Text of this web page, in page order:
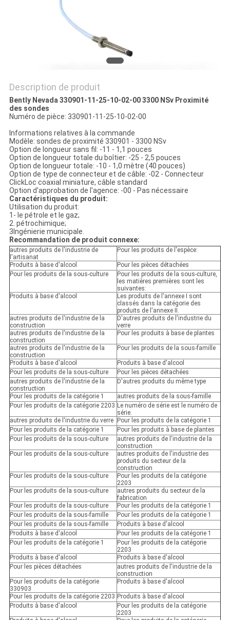
DE
CONFIDENTIALITÉ
Description de produit
Bently Nevada 330901-11-25-10-02-00 3300 NSv Proximité
des sondes
Numéro de pièce: 330901-11-25-10-02-00
Informations relatives à la commande
Modèle: sondes de proximité 330901 - 3300 NSv
Option de longueur sans fil: -11 - 1,1 pouces
Option de longueur totale du boîtier: -25 - 2,5 pouces
Option de longueur totale: -10 - 1,0 mètre (40 pouces)
Option de type de connecteur et de câble: -02 - Connecteur
ClickLoc coaxial miniature, câble standard
Option d'approbation de l'agence: -00 - Pas nécessaire
Caractéristiques du produit:
Utilisation du produit:
1- le pétrole et le gaz;
2. pétrochimique;
3Ingénierie municipale.
Recommandation de produit connexe:
autres produits de l'industrie de
l'artisanat
Pour les produits de l'espèce:
Produits à base d'alcool
Pour les pièces détachées
Pour les produits de la sous-culture
Pour les produits de la sous-culture,
les matières premières sont les
suivantes:
Produits à base d'alcool
Les produits de l'annexe I sont
classés dans la catégorie des
produits de l'annexe II.
autres produits de l'industrie de la
construction
D'autres produits de l'industrie du
verre
autres produits de l'industrie de la
construction
Pour les produits à base de plantes
autres produits de l'industrie de la
construction
Pour les produits de la sous-famille
Produits à base d'alcool
Produits à base d'alcool
Pour les produits de la sous-culture
Pour les pièces détachées
autres produits de l'industrie de la
construction
D'autres produits du même type
Pour les produits de la catégorie 1
autres produits de la sous-famille
Pour les produits de la catégorie 2203 Le numéro de série est le numéro de
série.
autres produits de l'industrie du verre
Pour les produits de la catégorie 1
Pour les produits de la catégorie 1
Pour les produits à base de plantes
Pour les produits de la sous-culture
autres produits de l'industrie de la
construction
Pour les produits de la sous-culture
autres produits de l'industrie des
produits du secteur de la
construction
Pour les produits de la sous-culture
Pour les produits de la catégorie
2203
Pour les produits de la sous-culture
autres produits du secteur de la
fabrication
Pour les produits de la sous-culture
Pour les produits de la catégorie 1
Pour les produits de la sous-famille
Pour les produits de la catégorie 1
Pour les produits de la sous-famille
Produits à base d'alcool
Produits à base d'alcool
Pour les produits de la catégorie 1
Pour les produits de la catégorie 1
Pour les produits de la catégorie
2203
Produits à base d'alcool
Produits à base d'alcool
Pour les pièces détachées
autres produits de l'industrie de la
construction
Pour les produits de la catégorie
330903
Produits à base d'alcool
Pour les produits de la catégorie 2203 Produits à base d'alcool
Produits à base d'alcool
Pour les produits de la catégorie
2203